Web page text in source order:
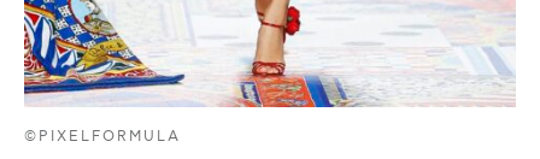
©PIXELFORMULA